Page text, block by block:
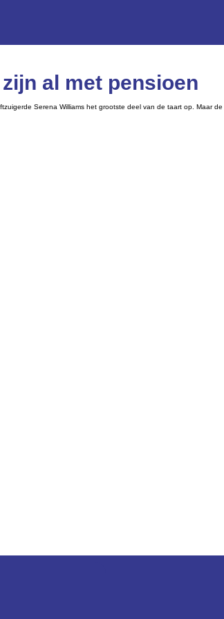
al met pensioen
Serena Williams het grootste deel van de taart op. Maar